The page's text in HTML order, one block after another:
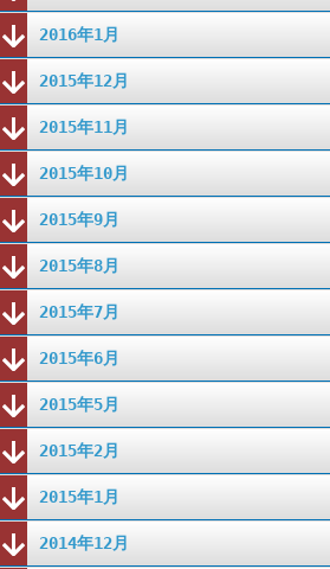
2016年1月
2015年12月
2015年11月
2015年10月
2015年9月
2015年8月
2015年7月
2015年6月
2015年5月
2015年2月
2015年1月
2014年12月